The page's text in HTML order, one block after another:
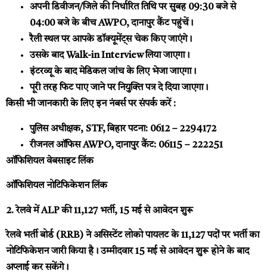
अपनी डिवीजन/जिले की निर्धारित तिथि पर सुबह 09:30 बजे से
04:00 बजे के बीच AWPO, दानापुर कैंट पहुंचें।
रैली स्थल पर आपके डॉक्यूमेंट्स चेक किए जाएंगे।
उसके बाद Walk-in Interview लिया जाएगा।
इंटरव्यू के बाद मेडिकल जांच के लिए भेजा जाएगा।
पूरी तरह फिट पाए जाने पर नियुक्ति पत्र दे दिया जाएगा।
किसी भी जानकारी के लिए इन नंबर्स पर संपर्क करें :
पुलिस अधीक्षक, STF, बिहार पटना: 0612 – 2294172
रीजनल ऑफिस AWPO, दानापुर कैंट: 06115 – 222251
ऑफिशियल वेबसाइट लिंक
ऑफिशियल नोटिफिकेशन लिंक
2. रेलवे में ALP की 11,127 भर्ती, 15 मई से आवेदन शुरू
रेलवे भर्ती बोर्ड (RRB) ने असिस्टेंट लोको पायलट के 11,127 पदों पर भर्ती का
नोटिफिकेशन जारी किया है। उम्मीदवार 15 मई से आवेदन शुरू होने के बाद
अप्लाई कर सकेंगे।